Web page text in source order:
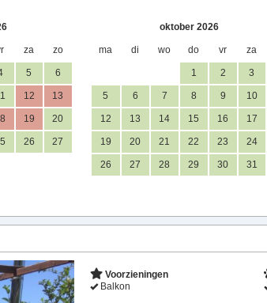
za zo
5 6
12 13
19 20
26 27
oktober 2026
ma di wo do vr za
1 2 3
5 6 7 8 9 10
12 13 14 15 16 17
19 20 21 22 23 24
26 27 28 29 30 31
Voorzieningen
Balkon